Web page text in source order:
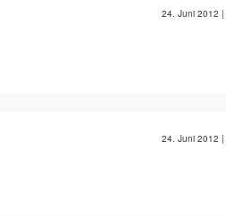
24. Juni 2012 |
24. Juni 2012 |